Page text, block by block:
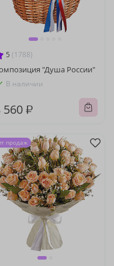
5 (1788)
"Душа России"
В наличии
560 ₽
продаж